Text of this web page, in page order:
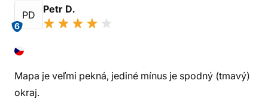
PD
6
Petr D.
Mapa je veľmi pekná, jediné mínus je spodný (tmavý)
okraj.